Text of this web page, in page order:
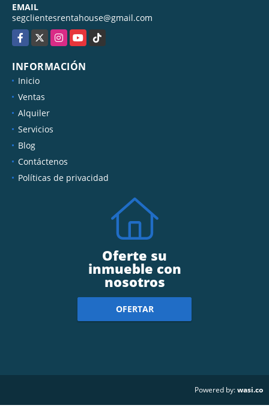
EMAIL
segclientesrentahouse@gmail.com
Facebook
X InstagramYouTubeTikTok
INFORMACIÓN
Inicio
Ventas
Alquiler
Servicios
Blog
Contáctenos
Políticas de privacidad
Oferte su
inmueble con
nosotros
OFERTAR
Powered by:wasi.co